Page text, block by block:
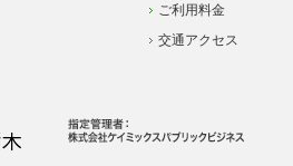
ご利用料金
交通アクセス